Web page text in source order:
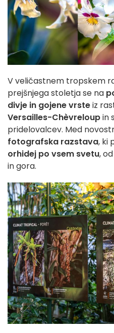
V veličastnem tropskem
prejšnjega stoletja se na
divje in gojene vrsteiz
Versailles-Chèvreloupin
pridelovalcev. Med
fotografska razstava, ki
orhidej po vsem svetu,
in gora.